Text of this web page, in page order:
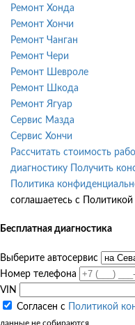
Ремонт Хонда
Ремонт Хончи
Ремонт Чанган
Ремонт Чери
Ремонт Шевроле
Ремонт Шкода
Ремонт Ягуар
Сервис Мазда
Сервис Хончи
Рассчитать стоимость
диагностику
Получить
Политика
соглашаетесь с
Бесплатная диагностика
Выберите автосервис
Номер телефона
VIN
Согласен с
Политикой
данные не собираются